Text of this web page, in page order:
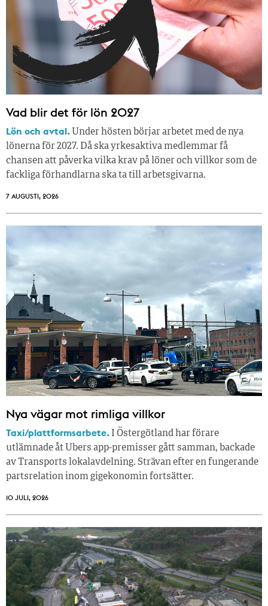
Vad blir det för lön 2027
Lön och avtal. Under hösten börjar arbetet med de nya
lönerna för 2027. Då ska yrkesaktiva medlemmar få
chansen att påverka vilka krav på löner och villkor som de
fackliga förhandlarna ska ta till arbetsgivarna.
7 AUGUSTI, 2026
Nya vägar mot rimliga villkor
Taxi/plattformsarbete. I Östergötland har förare
utlämnade åt Ubers app-premisser gått samman, backade
av Transports lokalavdelning. Strävan efter en fungerande
partsrelation inom gigekonomin fortsätter.
10 JULI, 2026